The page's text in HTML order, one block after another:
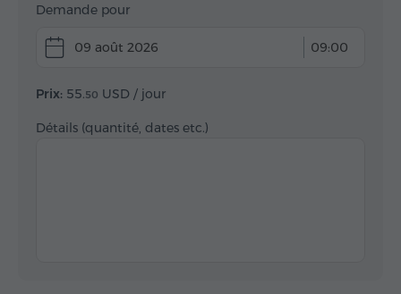
Demande pour
09 août 2026 09:00
Prix: 55.50 USD / jour
Détails (quantité, dates etc.)